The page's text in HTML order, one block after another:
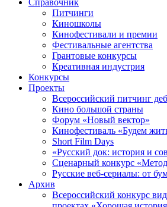
Справочник
Питчинги
Киношколы
Кинофестивали и премии
Фестивальные агентства
Грантовые конкурсы
Креативная индустрия
Конкурсы
Проекты
Всероссийский питчинг
Кино большой страны
Форум «Новый вектор»
Кинофестиваль «Будем
Short Film Days
«Русский док: история и
Сценарный конкурс
Русские веб-сериалы: от
Архив
Всероссийский конкурс